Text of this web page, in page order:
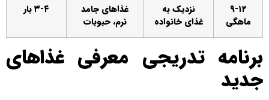
۹-۱۲
ماهگی
نزدیک به
غذای خانواده
غذاهای جامد
نرم، حبوبات
۳-۴ بار
برنامه تدریجی معرفی غذاهای
جدید